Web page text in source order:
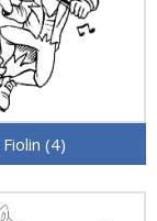
Fiolin (4)